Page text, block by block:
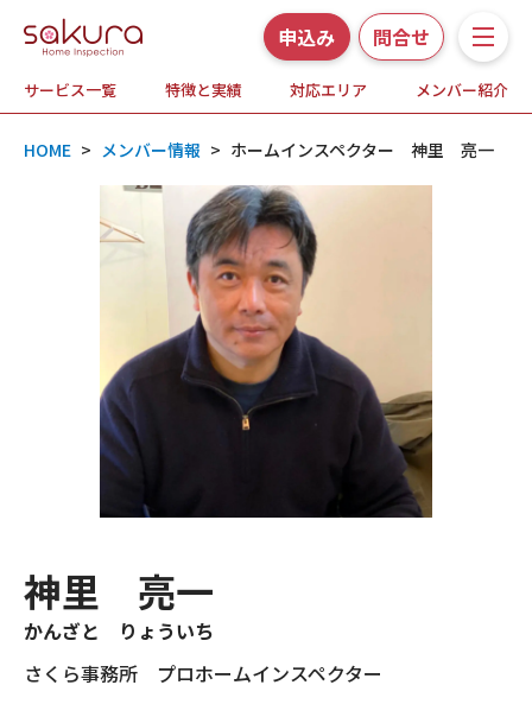
申込み 問合せ
サービス一覧 特徴と実績 対応エリア メンバー紹介
サービス一覧
ホームインスペクションとは
メンバー紹介
よくある質問
お知らせ・プレスリリース
現場事例・お役立ちコラム
さくら事務所について
HOME > メンバー情報 > ホームインスペクター 神里 亮一
神里 亮一
かんざと りょういち
さくら事務所 プロホームインスペクター